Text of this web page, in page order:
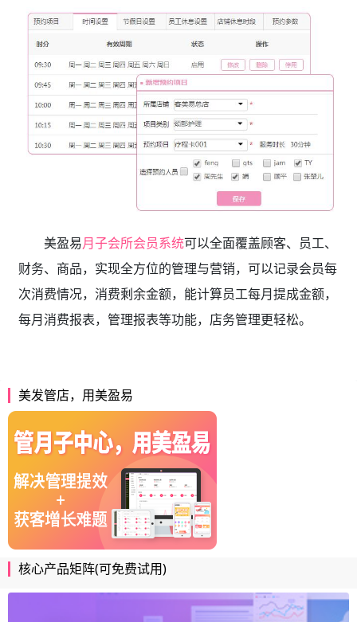
美盈易月子会所会员系统可以全面覆盖顾客、员工、
财务、商品，实现全方位的管理与营销，可以记录会员每
次消费情况，消费剩余金额，能计算员工每月提成金额，
每月消费报表，管理报表等功能，店务管理更轻松。
美发管店，用美盈易
核心产品矩阵(可免费试用)